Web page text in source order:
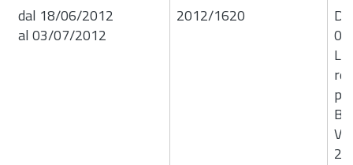
dal 18/06/2012
al 03/07/2012
2012/1620